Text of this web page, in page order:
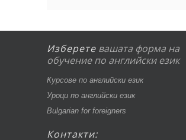
Изберете вашата форма на
обучение по английски език
Курсове по английски език
Уроци по английски език
Bulgarian for foreigners
Контакти: